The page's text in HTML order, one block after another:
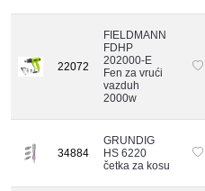
22072
FIELDMANN
FDHP
202000-E
Fen za vrući
vazduh
2000w
34884
GRUNDIG
HS 6220
četka za kosu